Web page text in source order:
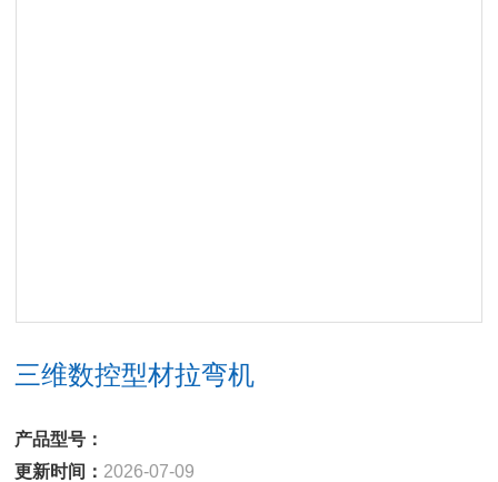
三维数控型材拉弯机
产品型号：
更新时间： 2026-07-09